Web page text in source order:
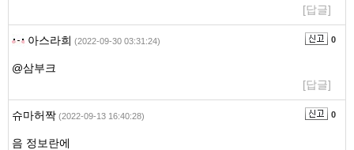
[답글]
아스라희 (2022-09-30 03:31:24) 0
@삼부크
[답글]
슈마허짝 (2022-09-13 16:40:28) 0
음 정보란에